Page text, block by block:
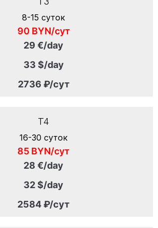
8-15 суток
90 BYN/сут
29 €/day
33 $/day
2736 ₽/сут
T4
16-30 суток
85 BYN/сут
28 €/day
32 $/day
2584 ₽/сут